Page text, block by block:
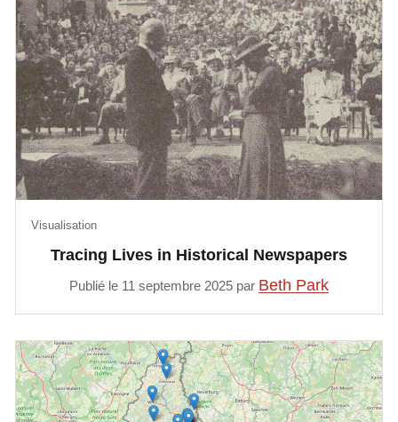
Tracing Lives in Historical Newspapers
Visualisation
Publié le 11 septembre 2025 par Beth Park